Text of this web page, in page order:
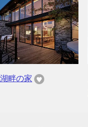
湖畔の家